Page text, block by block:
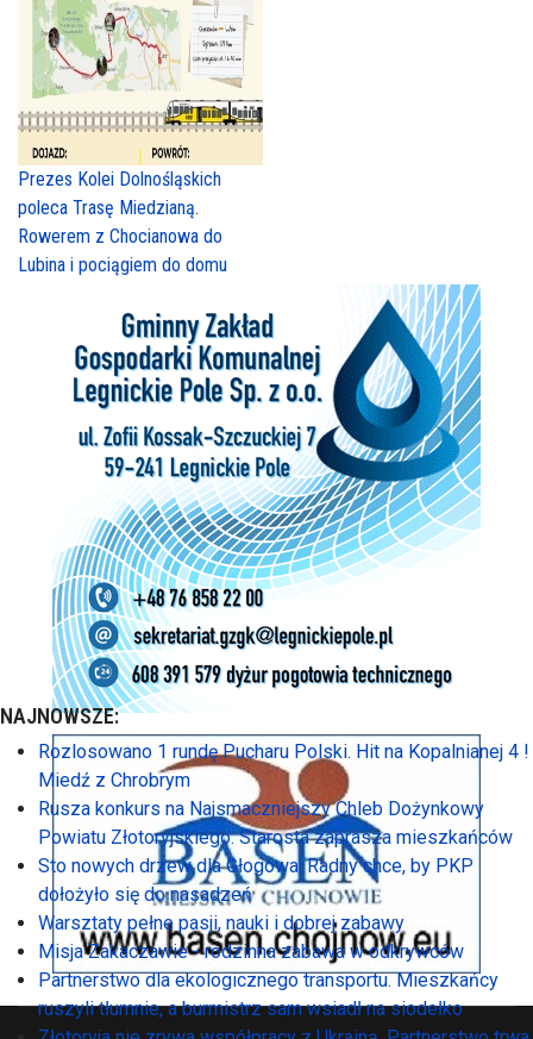
Prezes Kolei Dolnośląskich
poleca Trasę Miedzianą.
Rowerem z Chocianowa do
Lubina i pociągiem do domu
NAJNOWSZE:
Rozlosowano 1 rundę Pucharu Polski. Hit na Kopalnianej 4 !
Miedź z Chrobrym
Rusza konkurs na Najsmaczniejszy Chleb Dożynkowy
Powiatu Złotoryjskiego. Starosta zaprasza mieszkańców
Sto nowych drzew dla Głogowa. Radny chce, by PKP
dołożyło się do nasadzeń
Warsztaty pełne pasji, nauki i dobrej zabawy
Misja Zakaczawie - rodzinna zabawa w odkrywców
Partnerstwo dla ekologicznego transportu. Mieszkańcy
ruszyli tłumnie, a burmistrz sam wsiadł na siodełko